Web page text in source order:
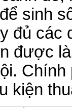
sinh
đủ các
được
kiện